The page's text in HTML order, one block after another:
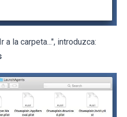
a la carpeta...", introduzca: